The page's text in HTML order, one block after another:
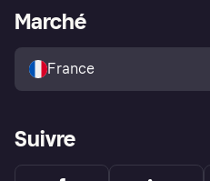
Explorez les magasins
Politique de protection de
l’acheteur Klarna
Portail Marchand
Marché
France
Suivre